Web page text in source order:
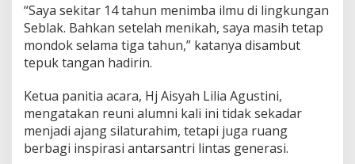
n
l
n
e
“Saya sekitar 14 tahun menimba ilmu di lingkungan
Seblak. Bahkan setelah menikah, saya masih tetap
mondok selama tiga tahun,” katanya disambut
tepuk tangan hadirin.
Ketua panitia acara, Hj Aisyah Lilia Agustini,
mengatakan reuni alumni kali ini tidak sekadar
menjadi ajang silaturahim, tetapi juga ruang
berbagi inspirasi antarsantri lintas generasi.